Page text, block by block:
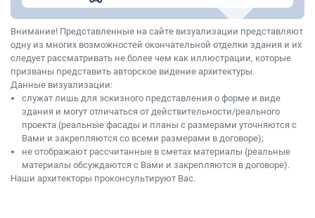
Внимание! Представленные на сайте визуализации представляют
одну из многих возможностей окончательной отделки здания и их
следует рассматривать не более чем как иллюстрации, которые
призваны представить авторское видение архитектуры.
Данные визуализации:
служат лишь для эскизного представления о форме и виде
здания и могут отличаться от действительности/реального
проекта (реальные фасады и планы с размерами уточняются с
Вами и закрепляются со всеми размерами в договоре);
не отображают рассчитанные в сметах материалы (реальные
материалы обсуждаются с Вами и закрепляются в договоре).
Наши архитекторы проконсультируют Вас.